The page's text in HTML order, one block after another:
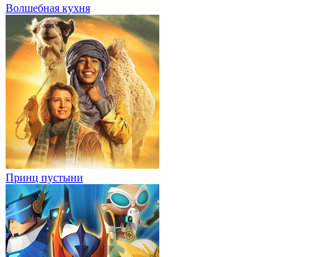
Волшебная кухня
Принц пустыни